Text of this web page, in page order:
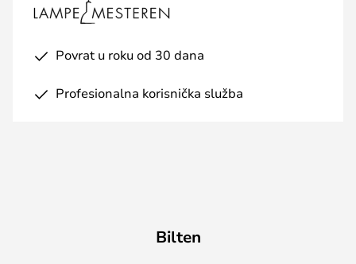
Povrat u roku od 30 dana
Profesionalna korisnička služba
Bilten